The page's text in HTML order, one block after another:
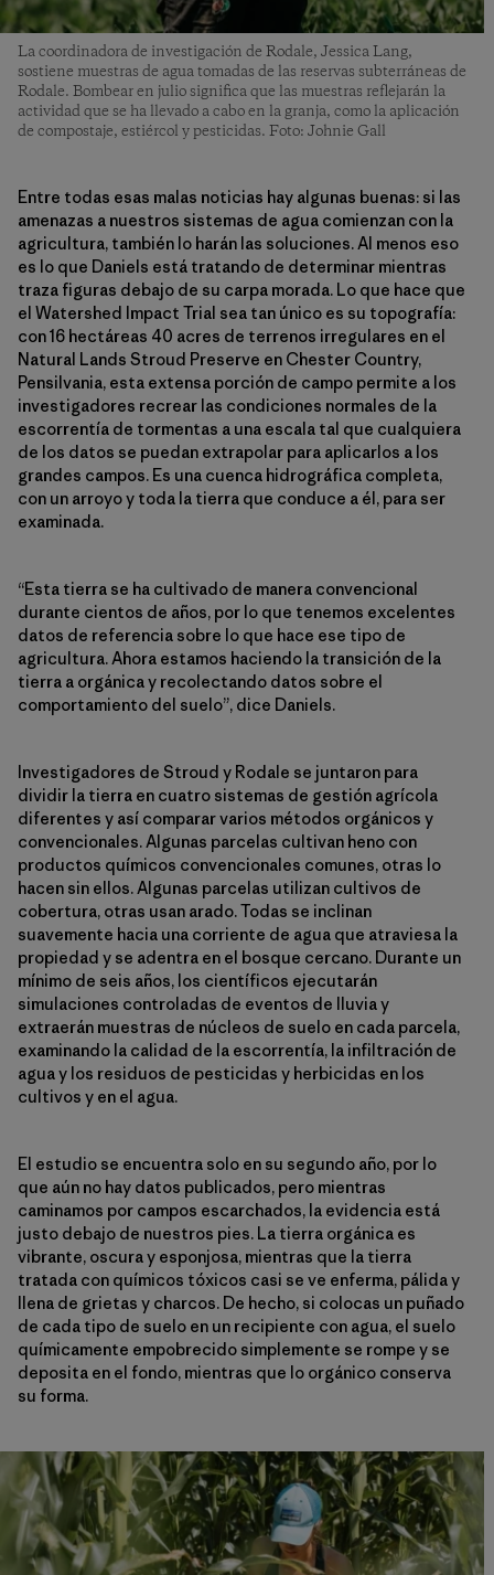
La coordinadora de investigación de Rodale, Jessica Lang,
sostiene muestras de agua tomadas de las reservas subterráneas de
Rodale. Bombear en julio significa que las muestras reflejarán la
actividad que se ha llevado a cabo en la granja, como la aplicación
de compostaje, estiércol y pesticidas. Foto: Johnie Gall
Entre todas esas malas noticias hay algunas buenas: si las
amenazas a nuestros sistemas de agua comienzan con la
agricultura, también lo harán las soluciones. Al menos eso
es lo que Daniels está tratando de determinar mientras
traza figuras debajo de su carpa morada. Lo que hace que
el Watershed Impact Trial sea tan único es su topografía:
con 16 hectáreas 40 acres de terrenos irregulares en el
Natural Lands Stroud Preserve en Chester Country,
Pensilvania, esta extensa porción de campo permite a los
investigadores recrear las condiciones normales de la
escorrentía de tormentas a una escala tal que cualquiera
de los datos se puedan extrapolar para aplicarlos a los
grandes campos. Es una cuenca hidrográfica completa,
con un arroyo y toda la tierra que conduce a él, para ser
examinada.
“Esta tierra se ha cultivado de manera convencional
durante cientos de años, por lo que tenemos excelentes
datos de referencia sobre lo que hace ese tipo de
agricultura. Ahora estamos haciendo la transición de la
tierra a orgánica y recolectando datos sobre el
comportamiento del suelo”, dice Daniels.
Investigadores de Stroud y Rodale se juntaron para
dividir la tierra en cuatro sistemas de gestión agrícola
diferentes y así comparar varios métodos orgánicos y
convencionales. Algunas parcelas cultivan heno con
productos químicos convencionales comunes, otras lo
hacen sin ellos. Algunas parcelas utilizan cultivos de
cobertura, otras usan arado. Todas se inclinan
suavemente hacia una corriente de agua que atraviesa la
propiedad y se adentra en el bosque cercano. Durante un
mínimo de seis años, los científicos ejecutarán
simulaciones controladas de eventos de lluvia y
extraerán muestras de núcleos de suelo en cada parcela,
examinando la calidad de la escorrentía, la infiltración de
agua y los residuos de pesticidas y herbicidas en los
cultivos y en el agua.
El estudio se encuentra solo en su segundo año, por lo
que aún no hay datos publicados, pero mientras
caminamos por campos escarchados, la evidencia está
justo debajo de nuestros pies. La tierra orgánica es
vibrante, oscura y esponjosa, mientras que la tierra
tratada con químicos tóxicos casi se ve enferma, pálida y
llena de grietas y charcos. De hecho, si colocas un puñado
de cada tipo de suelo en un recipiente con agua, el suelo
químicamente empobrecido simplemente se rompe y se
deposita en el fondo, mientras que lo orgánico conserva
su forma.